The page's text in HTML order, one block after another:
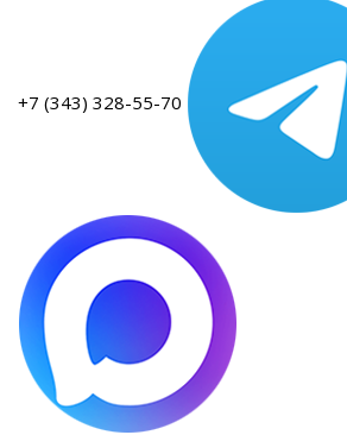
+7 (343) 328-55-70